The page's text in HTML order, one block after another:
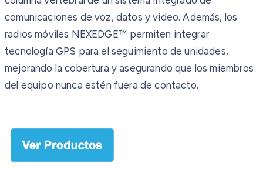
comunicaciones de voz, datos y video. Además, los
radios móviles NEXEDGE™ permiten integrar
tecnología GPS para el seguimiento de unidades,
mejorando la cobertura y asegurando que los miembros
del equipo nunca estén fuera de contacto.